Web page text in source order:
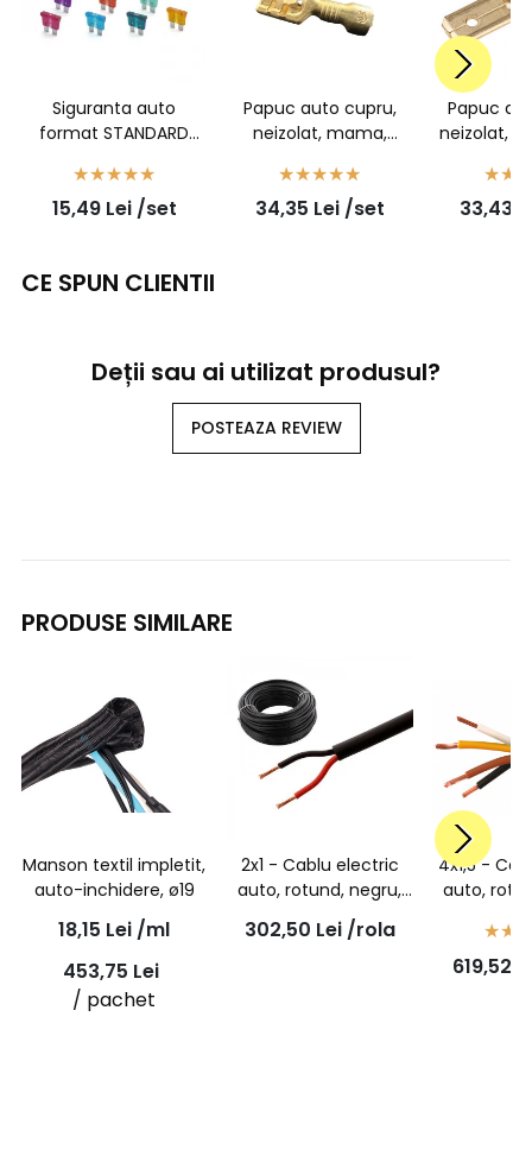
Siguranta auto
format STANDARD
15,49 Lei /set
Papuc auto cupru,
neizolat, mama,
opritor, pentru fir de
1,5mm2 - 100buc/set
34,35 Lei /set
Papuc
neizolat,
1,5mm2 -
33,43
CE SPUN CLIENTII
Deții sau ai utilizat produsul?
POSTEAZA REVIEW
PRODUSE SIMILARE
Manson textil impletit,
auto-inchidere, ø19
18,15 Lei /ml
453,75 Lei
/ pachet
2x1 - Cablu electric
auto, rotund, negru,
FLYY 2x1,0 mmp, rola
50ml
302,50 Lei /rola
4x1,5 -
auto,
619,52